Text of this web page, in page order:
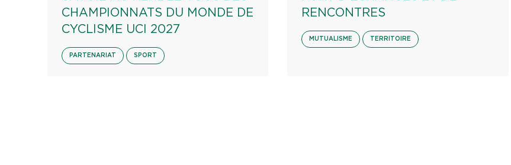
CHAMPIONNATS DU MONDE DE
CYCLISME UCI 2027
PARTENARIAT SPORT
RENCONTRES
MUTUALISME TERRITOIRE